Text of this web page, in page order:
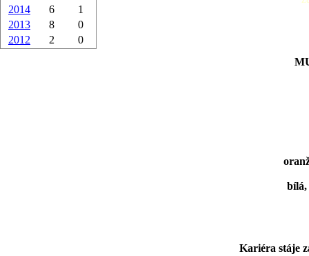
2014
6
1
2013
8
0
2012
2 0
bílá,
Kariéra stáje